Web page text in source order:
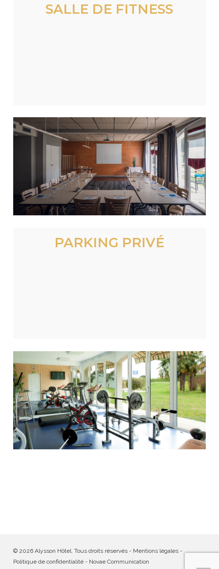
SALLE DE FITNESS
PARKING PRIVÉ
© 2026 Alysson Hôtel. Tous droits réservés - Mentions légales-
Politique de confidentialité- Novae Communication